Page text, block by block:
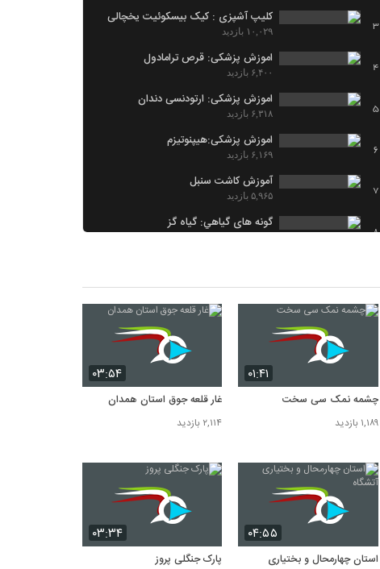
3
کلیپ آشپزی : کیک بیسکوئیت یخچالی
۱۰,۰۲۹ بازدید
4
اموزش پزشکی: قرص ترامادول
۶,۴۰۰ بازدید
5
اموزش پزشکی: ارتودنسی دندان
۶,۳۱۸ بازدید
6
اموزش پزشکی:هیپنوتیزم
۶,۱۶۹ بازدید
7
آموزش کاشت سنبل
۵,۹۶۵ بازدید
8
گونه هاي گياهي: گیاه گز
10
اموزش پزشکي: تب در کودکان
۰۱:۴۱
چشمه نمک سی سخت
۱,۱۸۹ بازدید
۰۳:۵۴
غار قلعه جوق استان همدان
۲,۱۱۴ بازدید
۰۴:۵۵
استان چهارمحال و بختياری
۰۳:۳۴
پارک جنگلی پروز